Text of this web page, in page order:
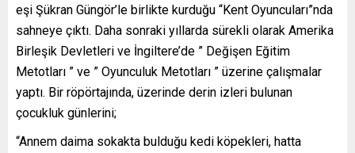
eşi Şükran Güngör’le birlikte kurduğu “Kent Oyuncuları”nda
sahneye çıktı. Daha sonraki yıllarda sürekli olarak Amerika
Birleşik Devletleri ve İngiltere’de ” Değişen Eğitim
Metotları ” ve ” Oyunculuk Metotları ” üzerine çalışmalar
yaptı. Bir röpörtajında, üzerinde derin izleri bulunan
çocukluk günlerini;
“Annem daima sokakta bulduğu kedi köpekleri, hatta